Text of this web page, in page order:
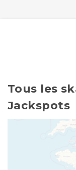
Tous les
Jackspots